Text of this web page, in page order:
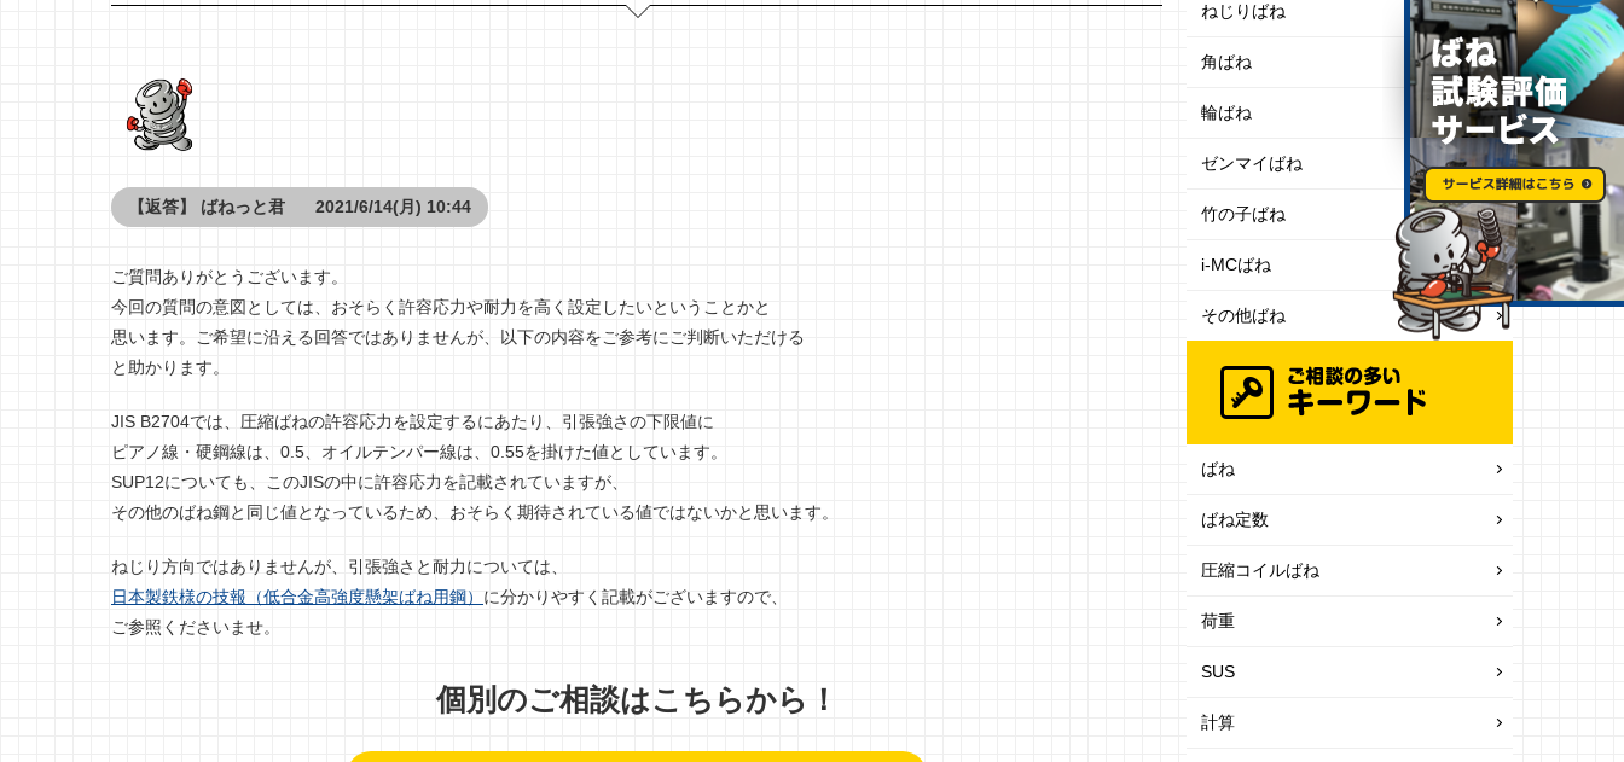
【返答】 ばねっと君 2021/6/14(月) 10:44
ご質問ありがとうございます。
今回の質問の意図としては、おそらく許容応力や耐力を高く設定したいということかと
思います。ご希望に沿える回答ではありませんが、以下の内容をご参考にご判断いただける
と助かります。
JIS B2704では、圧縮ばねの許容応力を設定するにあたり、引張強さの下限値に
ピアノ線・硬鋼線は、0.5、オイルテンパー線は、0.55を掛けた値としています。
SUP12についても、このJISの中に許容応力を記載されていますが、
その他のばね鋼と同じ値となっているため、おそらく期待されている値ではないかと思います。
ねじり方向ではありませんが、引張強さと耐力については、
日本製鉄様の技報（低合金高強度懸架ばね用鋼） に分かりやすく記載がございますので、
ご参照くださいませ。
個別のご相談はこちらから！
ねじりばね
角ばね
輪ばね
ゼンマイばね
竹の子ばね
i-MCばね
その他ばね
ばね
ばね定数
圧縮コイルばね
荷重
SUS
計算